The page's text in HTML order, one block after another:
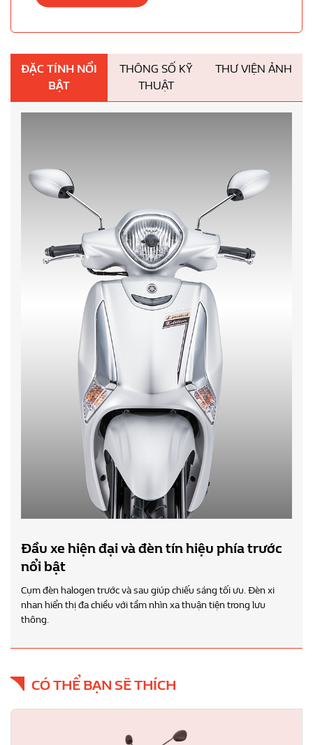
ĐẶC TÍNH NỔI
BẬT
THÔNG SỐ KỸ
THUẬT
THƯ VIỆN ẢNH
Đầu xe hiện đại và đèn tín hiệu phía trước
nổi bật
Cụm đèn halogen trước và sau giúp chiếu sáng tối ưu. Đèn xi
nhan hiển thị đa chiều với tầm nhìn xa thuận tiện trong lưu
thông.
CÓ THỂ BẠN SẼ THÍCH